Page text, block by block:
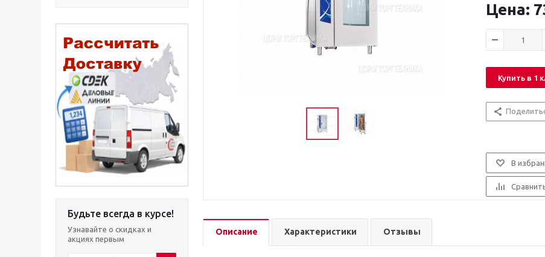
Будьте всегда в курсе!
Узнавайте о скидках и
акциях первым
Купить в 1
В
Описание Характеристики Отзывы